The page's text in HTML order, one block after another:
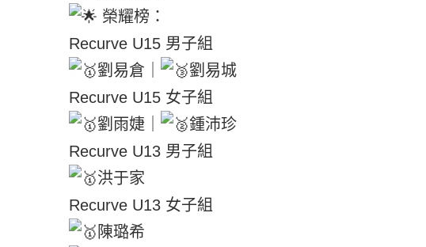
榮耀榜：
Recurve U15 男子組
劉易倉｜
劉易城
Recurve U15 女子組
劉雨婕｜
鍾沛珍
Recurve U13 男子組
洪于家
Recurve U13 女子組
陳璐希